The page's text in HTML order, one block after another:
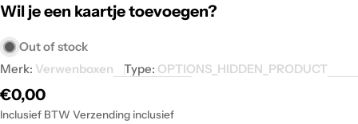
Wil je een kaartje toevoegen?
Out of stock
Merk: Verwenboxen Type: OPTIONS_HIDDEN_PRODUCT
Regular
price
€0,00
Inclusief BTW Verzending inclusief